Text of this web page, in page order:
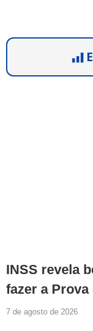
INSS revela
fazer a Prova
7 de agosto de 2026